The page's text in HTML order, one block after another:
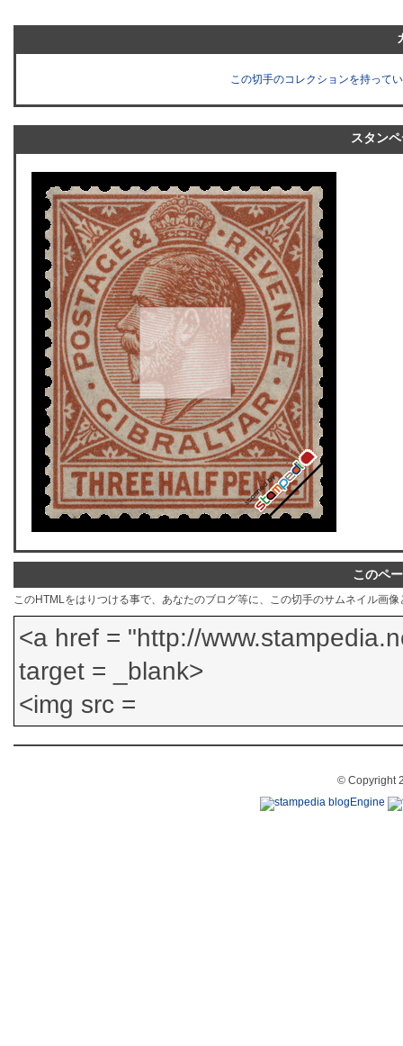
この切手のコレクションを持って
スタン
このペ
このHTMLをはりつける事で、あなたのブログ等に、この切手のサムネイル画
© Copyright